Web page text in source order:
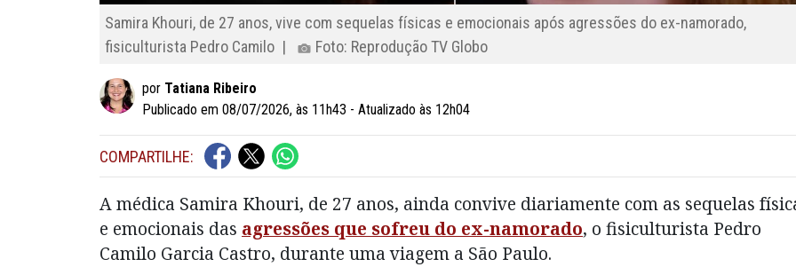
Samira Khouri, de 27 anos, vive com sequelas físicas e emocionais após agressões do ex-namorado,
fisiculturista Pedro Camilo |
Foto: Reprodução TV Globo
por Tatiana Ribeiro
Publicado em 08/07/2026, às 11h43 - Atualizado às 12h04
COMPARTILHE:
A médica Samira Khouri, de 27 anos, ainda convive diariamente com as sequelas
e emocionais das agressões que sofreu do ex-namorado, o fisiculturista Pedro
Camilo Garcia Castro, durante uma viagem a São Paulo.